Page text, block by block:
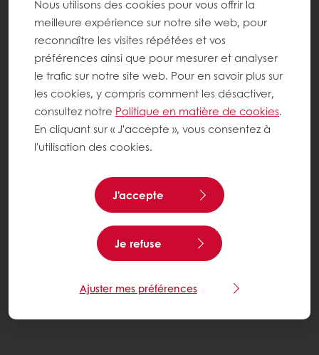
Nous utilisons des cookies pour vous offrir la
meilleure expérience sur notre site web, pour
reconnaître les visites répétées et vos
préférences ainsi que pour mesurer et analyser
le trafic sur notre site web. Pour en savoir plus sur
les cookies, y compris comment les désactiver,
consultez notre Politique en matière de cookies.
En cliquant sur « J'accepte », vous consentez à
l'utilisation des cookies.
J'accepte
Je refuse
Ajuster mes préférences